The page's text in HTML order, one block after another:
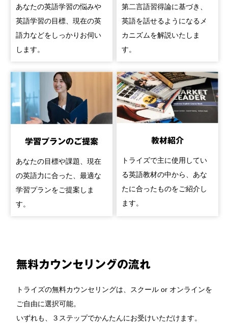
あなたの英語学習の悩みや
英語学習の目標、現在の英
語力などをしっかりお伺い
します。
第二言語習得論に基づき、
英語を話せるようになるメ
カニズムを解説いたしま
す。
学習プランのご提案
あなたの目標や課題、現在
の英語力に合った、最適な
学習プランをご提案しま
す。
教材紹介
トライズで主に使用してい
る英語教材の中から、あな
たに合ったものをご紹介し
ます。
無料カウンセリングの流れ
トライズの無料カウンセリングは、スクール or オンラインを
ご自由に選択可能。
いずれも、３ステップでかんたんにお受けいただけます。